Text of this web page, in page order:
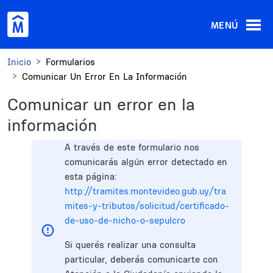
MENÚ
Inicio
Formularios
Comunicar Un Error En La Información
Comunicar un error en la
información
A través de este formulario nos
comunicarás algún error detectado en
esta página:
http://tramites.montevideo.gub.uy/tra
mites-y-tributos/solicitud/certificado-
de-uso-de-nicho-o-sepulcro
Si querés realizar una consulta
particular, deberás comunicarte con